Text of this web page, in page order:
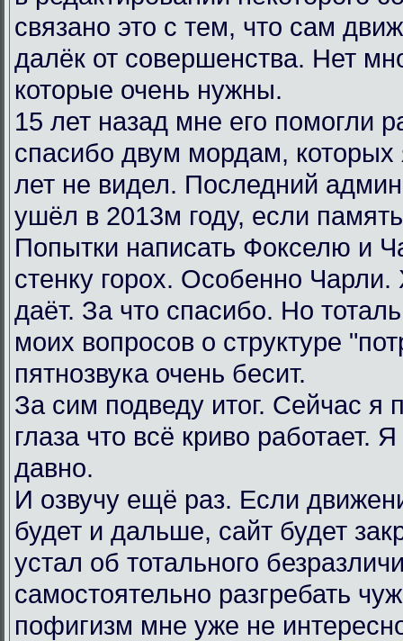
связано это с тем, что сам
далёк от совершенства. Нет
которые очень нужны.
15 лет назад мне его помогли
спасибо двум мордам, которых
лет не видел. Последний
ушёл в 2013м году, если
Попытки написать Фокселю и
стенку горох. Особенно Чарли.
даёт. За что спасибо. Но
моих вопросов о структуре
пятнозвука очень бесит.
За сим подведу итог. Сейчас я
глаза что всё криво работает.
давно.
И озвучу ещё раз. Если
будет и дальше, сайт будет
устал об тотального
самостоятельно разгребать
пофигизм мне уже не